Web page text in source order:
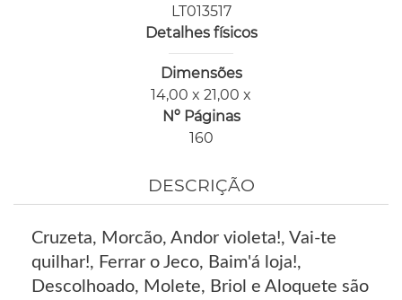
LT013517
Detalhes físicos
Dimensões
14,00 x 21,00 x
Nº Páginas
160
DESCRIÇÃO
Cruzeta, Morcão, Andor violeta!, Vai-te
quilhar!, Ferrar o Jeco, Baim'á loja!,
Descolhoado, Molete, Briol e Aloquete são